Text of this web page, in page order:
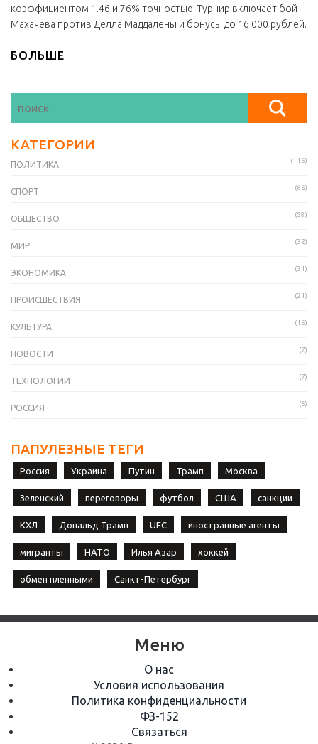
коэффициентом 1.46 и 76% точностью. Турнир включает бой
Махачева против Делла Маддалены и бонусы до 16 000 рублей.
БОЛЬШЕ
КАТЕГОРИИ
ПОЛИТИКА (116)
СПОРТ (66)
ОБЩЕСТВО (58)
МИР (32)
ЭКОНОМИКА (31)
ПРОИСШЕСТВИЯ (21)
КУЛЬТУРА (16)
НОВОСТИ (7)
ТЕХНОЛОГИИ (7)
РОССИЯ (6)
ПАПУЛЕЗНЫЕ ТЕГИ
Россия Украина Путин Трамп Москва
Зеленский переговоры футбол США санкции
КХЛ Дональд Трамп UFC иностранные агенты
мигранты НАТО Илья Азар хоккей
обмен пленными Санкт-Петербург
Меню
О нас
Условия использования
Политика конфиденциальности
ФЗ-152
Связаться